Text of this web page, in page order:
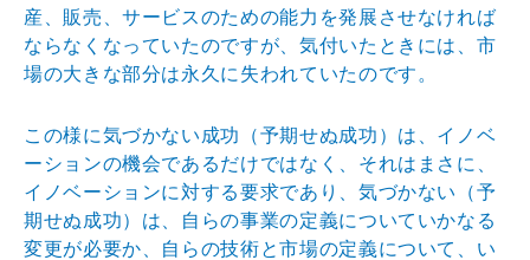
産、販売、サービスのための能力を発展させなければ
ならなくなっていたのですが、気付いたときには、市
場の大きな部分は永久に失われていたのです。
この様に気づかない成功（予期せぬ成功）は、イノベ
ーションの機会であるだけではなく、それはまさに、
イノベーションに対する要求であり、気づかない（予
期せぬ成功）は、自らの事業の定義についていかなる
変更が必要か、自らの技術と市場の定義について、い